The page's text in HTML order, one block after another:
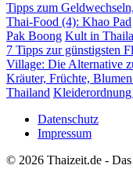
Tipps zum
Thai-Food (4): Khao Pad
Pak Boong Kult in
7 Tipps zur günstigsten
Village: Die Alternative
Kräuter, Früchte,
Thailand
Datenschutz
Impressum
© 2026 Thaizeit.de -